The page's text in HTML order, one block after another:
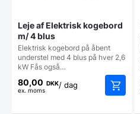
Leje af Elektrisk kogebord
m/ 4 blus
Elektrisk kogebord på åbent
understel med 4 blus på hver 2,6
kW Fås også…
80,00 DKK
ex. moms
/ dag